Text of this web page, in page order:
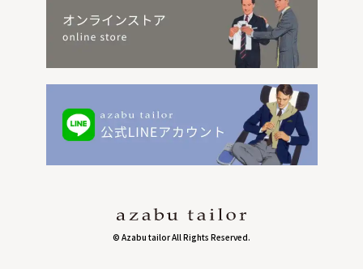
© Azabu tailor All Rights Reserved.